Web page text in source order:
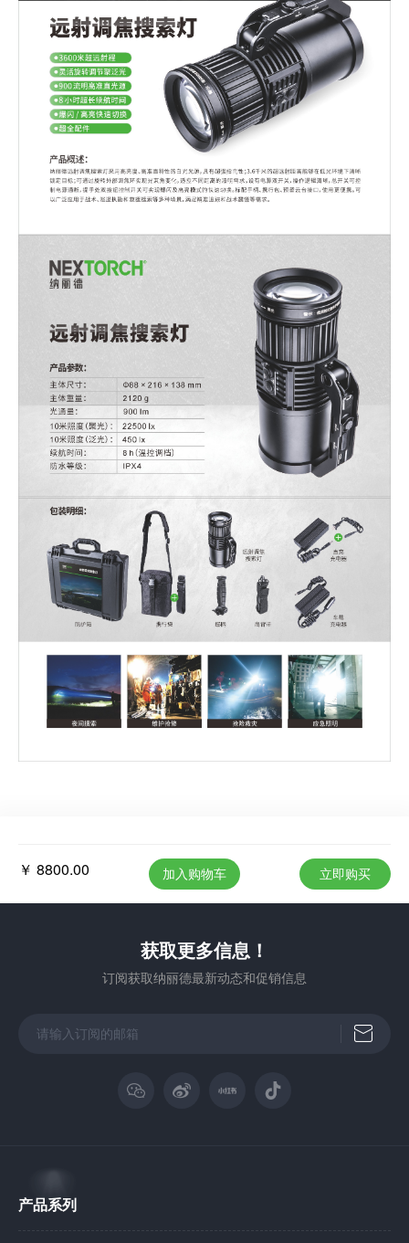
￥ 8800.00 加入购物车 立即购买
获取更多信息！
订阅获取纳丽德最新动态和促销信息
产品系列